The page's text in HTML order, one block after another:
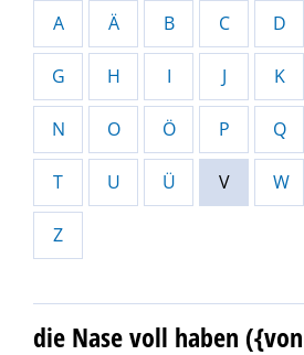
A Ä B C D
G H I J K
N O Ö P Q
T U Ü V W
Z
die Nase voll haben